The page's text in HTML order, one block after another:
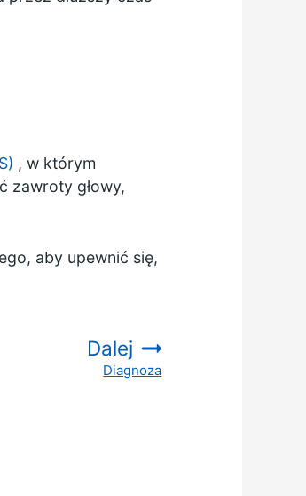
, w którym
zawroty głowy,
aby upewnić się,
Dalej
:
Diagnoza